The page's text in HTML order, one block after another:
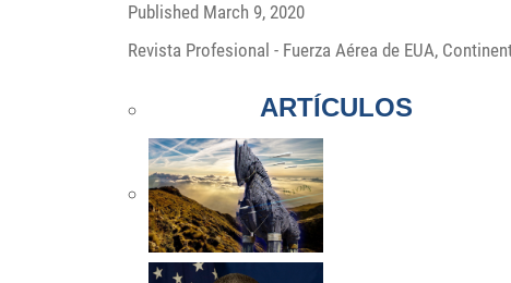
Published March 9, 2020
Revista Profesional - Fuerza Aérea de EUA,
ARTÍCULOS